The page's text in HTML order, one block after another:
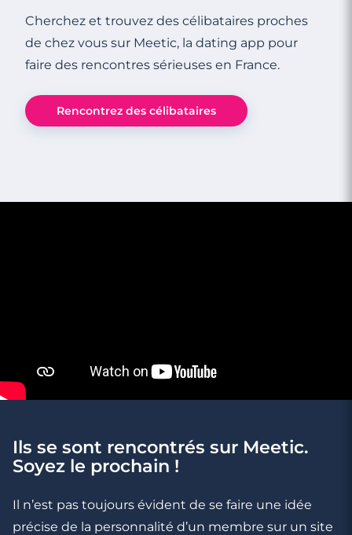
3 minutes
Départ en solo, vacances en duo !
Cherchez et trouvez des célibataires proches
de chez vous sur Meetic, la dating app pour
faire des rencontres sérieuses en France.
Rencontrez des célibataires
Ils se sont rencontrés sur Meetic.
Soyez le prochain !
Il n’est pas toujours évident de se faire une idée
précise de la personnalité d’un membre sur un site